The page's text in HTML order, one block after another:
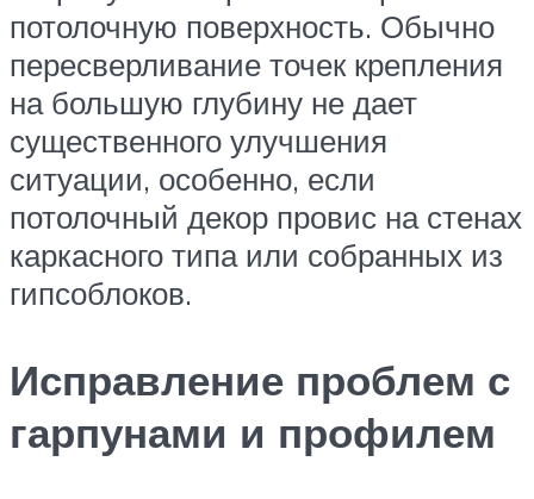
потолочную поверхность. Обычно
пересверливание точек крепления
на большую глубину не дает
существенного улучшения
ситуации, особенно, если
потолочный декор провис на стенах
каркасного типа или собранных из
гипсоблоков.
Исправление проблем с
гарпунами и профилем